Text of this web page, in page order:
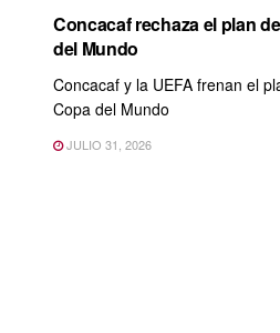
Concacaf rechaza el plan
del Mundo
Concacaf y la UEFA frenan el
Copa del Mundo
JULIO 31, 2026